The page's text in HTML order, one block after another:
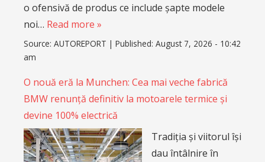
o ofensivă de produs ce include șapte modele
noi… Read more »
Source: AUTOREPORT | Published: August 7, 2026 - 10:42
am
O nouă eră la Munchen: Cea mai veche fabrică
BMW renunță definitiv la motoarele termice și
devine 100% electrică
Tradiția și viitorul își
dau întâlnire în